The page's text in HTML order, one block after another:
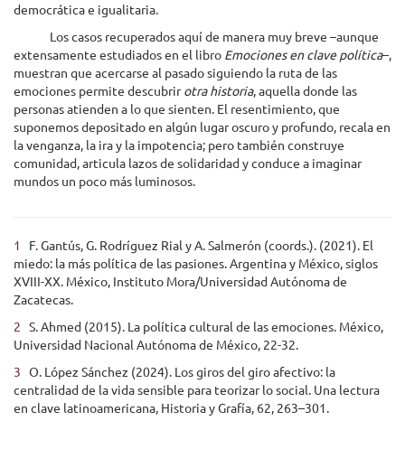
democrática e igualitaria.
Los casos recuperados aquí de manera muy breve –aunque
extensamente estudiados en el libro Emociones en clave política–,
muestran que acercarse al pasado siguiendo la ruta de las
emociones permite descubrirotra historia, aquella donde las
personas atienden a lo que sienten. El resentimiento, que
suponemos depositado en algún lugar oscuro y profundo, recala en
la venganza, la ira y la impotencia; pero también construye
comunidad, articula lazos de solidaridad y conduce a imaginar
mundos un poco más luminosos.
1
F. Gantús, G. Rodríguez Rial y A. Salmerón (coords.). (2021). El
miedo: la más política de las pasiones. Argentina y México, siglos
XVIII-XX. México, Instituto Mora/Universidad Autónoma de
Zacatecas.
2 S. Ahmed (2015). La política cultural de las emociones. México,
Universidad Nacional Autónoma de México, 22-32.
3 O. López Sánchez (2024). Los giros del giro afectivo: la
centralidad de la vida sensible para teorizar lo social. Una lectura
en clave latinoamericana, Historia y Grafía, 62, 263–301.